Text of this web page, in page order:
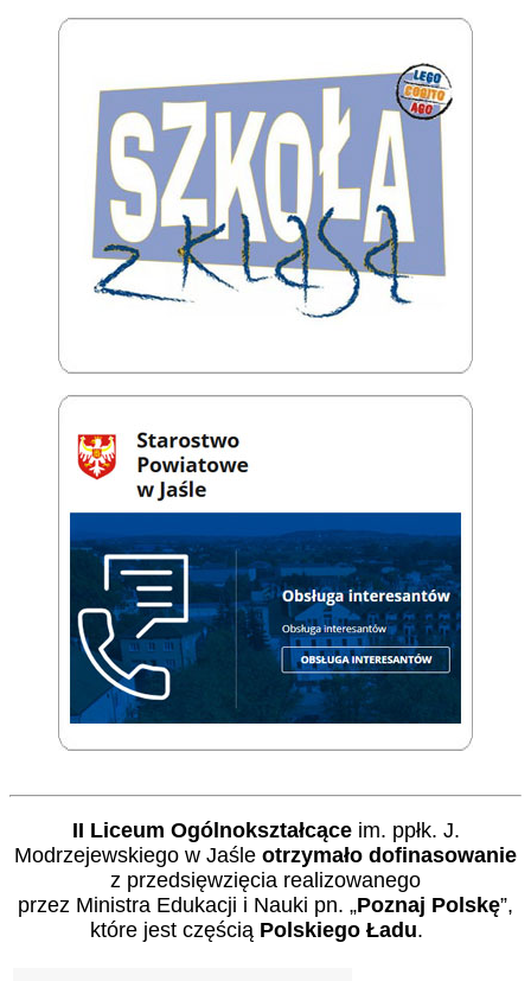
II Liceum Ogólnokształcąceim. ppłk. J.
Modrzejewskiego w Jaśle otrzymało dofinasowanie
z przedsięwzięcia realizowanego
przez Ministra Edukacji i Nauki pn. „Poznaj Polskę”,
które jest częścią Polskiego Ładu.